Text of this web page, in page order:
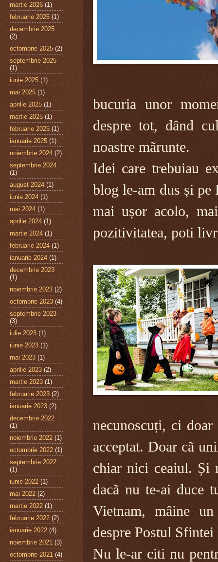
bucuria unor
despre tot, dând
noastre mãrunte.
Idei care trebuiau
blog le-am dus și pe
mai ușor acolo,
pozitivitatea, poti
necunoscuți, ci
acceptat. Doar cã
chiar nici ceaiul. Și
dacã nu te-ai duce
Vietnam, mâine
despre Postul
Nu le-ar citi nu
martie 2026 (1)
februarie 2026 (1)
decembrie 2025
(2)
octombrie 2025 (2)
septembrie 2025
(1)
iunie 2025 (1)
mai 2025 (1)
aprilie 2025 (1)
martie 2025 (1)
februarie 2025 (1)
ianuarie 2025 (1)
noiembrie 2024 (2)
septembrie 2024
(1)
august 2024 (1)
iunie 2024 (1)
mai 2024 (1)
aprilie 2024 (1)
martie 2024 (1)
februarie 2024 (1)
ianuarie 2024 (1)
decembrie 2023
(1)
noiembrie 2023 (2)
octombrie 2023 (4)
septembrie 2023
(3)
iulie 2023 (1)
iunie 2023 (1)
mai 2023 (1)
aprilie 2023 (2)
martie 2023 (1)
februarie 2023 (2)
ianuarie 2023 (2)
decembrie 2022
(1)
noiembrie 2022 (1)
octombrie 2022 (1)
septembrie 2022
(1)
iunie 2022 (1)
mai 2022 (2)
martie 2022 (1)
februarie 2022 (2)
ianuarie 2022 (4)
noiembrie 2021 (3)
octombrie 2021 (4)